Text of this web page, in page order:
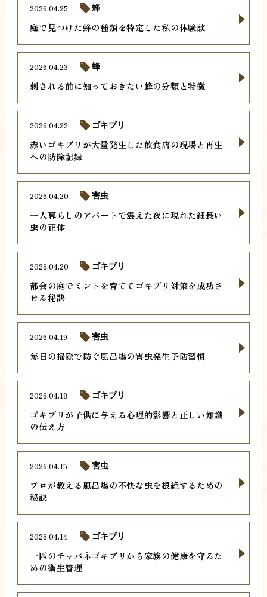
庭で見つけた蜂の種類を特定した私の体験談
2026.04.25 蜂
刺される前に知っておきたい蜂の分類と特徴
2026.04.23 蜂
赤いゴキブリが大量発生した飲食店の現場と再生
への防除記録
2026.04.22 ゴキブリ
一人暮らしのアパートで震えた夜に現れた細長い
虫の正体
2026.04.20 害虫
都会の庭でミントを育ててゴキブリ対策を成功さ
せる秘訣
2026.04.20 ゴキブリ
毎日の掃除で防ぐ風呂場の害虫発生予防習慣
2026.04.19 害虫
ゴキブリが子供に与える心理的影響と正しい知識
の伝え方
2026.04.18 ゴキブリ
プロが教える風呂場の不快な虫を根絶するための
秘訣
2026.04.15 害虫
一匹のチャバネゴキブリから家族の健康を守るた
めの衛生管理
2026.04.14 ゴキブリ